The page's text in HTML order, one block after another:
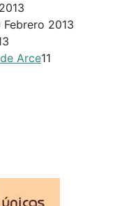
Febrero 2013
Arce11